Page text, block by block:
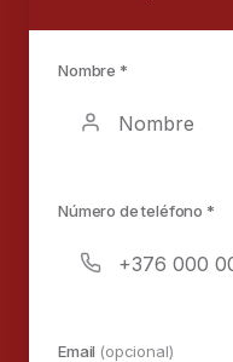
Nombre *
Número de teléfono *
Email (opcional)